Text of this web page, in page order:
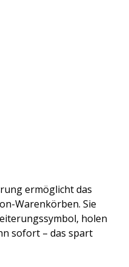
ermöglicht das
Warenkörben. Sie
holen
sofort – das spart